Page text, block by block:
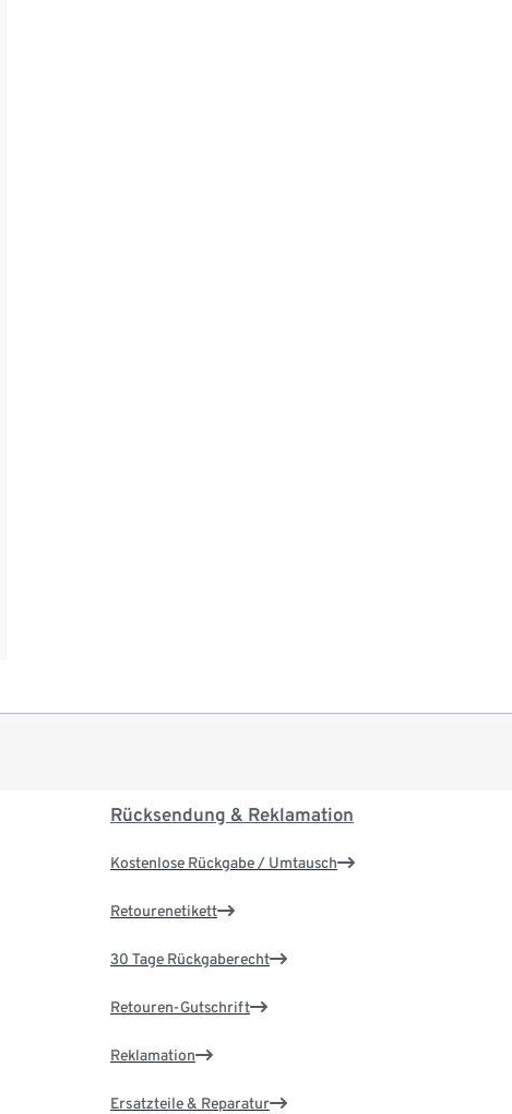
Rücksendung & Reklamation
Kostenlose Rückgabe / Umtausch
Retourenetikett
30 Tage Rückgaberecht
Retouren-Gutschrift
Reklamation
Ersatzteile & Reparatur